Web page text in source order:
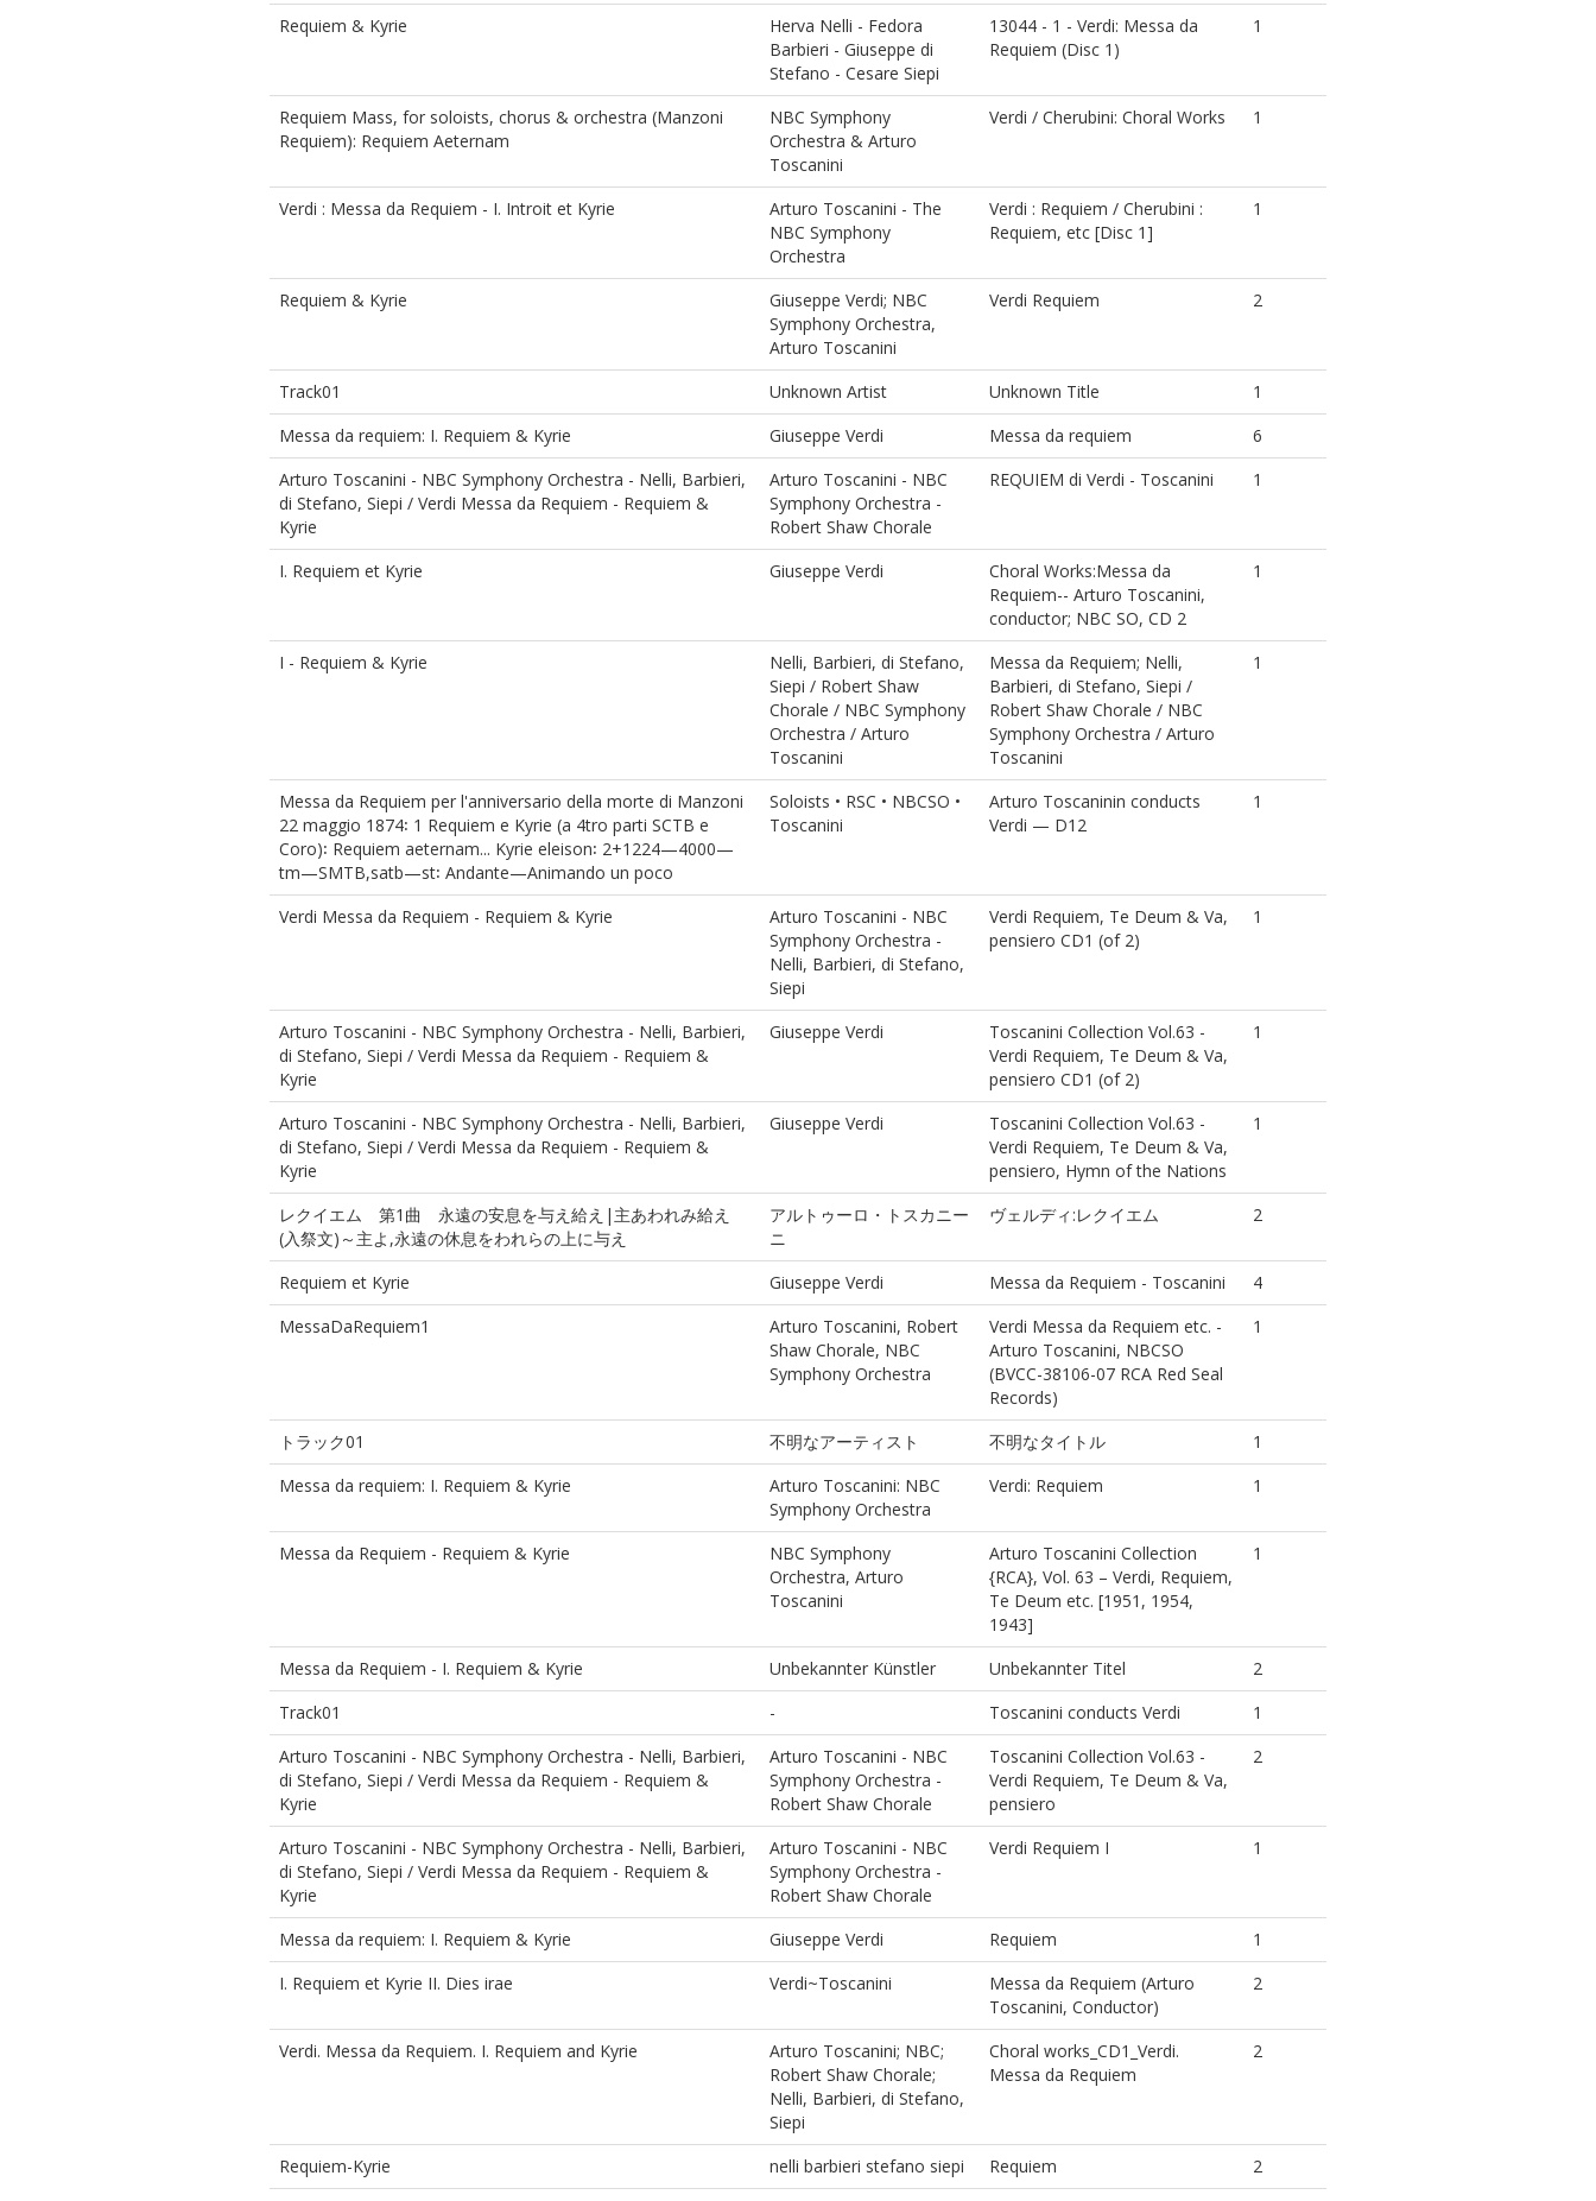
Requiem & Kyrie
Herva Nelli - Fedora
Barbieri - Giuseppe di
Stefano - Cesare Siepi
13044 - 1 - Verdi: Messa da
Requiem (Disc 1)
1
Requiem Mass, for soloists, chorus & orchestra (Manzoni
Requiem): Requiem Aeternam
NBC Symphony
Orchestra & Arturo
Toscanini
Verdi / Cherubini: Choral Works 1
Verdi : Messa da Requiem - I. Introit et Kyrie
Arturo Toscanini - The
NBC Symphony
Orchestra
Verdi : Requiem / Cherubini :
Requiem, etc [Disc 1]
1
Requiem & Kyrie
Giuseppe Verdi; NBC
Symphony Orchestra,
Arturo Toscanini
Verdi Requiem 2
Track01 Unknown Artist Unknown Title
1
Messa da requiem: I. Requiem & Kyrie
Giuseppe Verdi Messa da requiem
6
Arturo Toscanini - NBC Symphony Orchestra - Nelli, Barbieri,
di Stefano, Siepi / Verdi Messa da Requiem - Requiem &
Kyrie
Arturo Toscanini - NBC
Symphony Orchestra -
Robert Shaw Chorale
REQUIEM di Verdi - Toscanini 1
I. Requiem et Kyrie Giuseppe Verdi
Choral Works:Messa da
Requiem-- Arturo Toscanini,
conductor; NBC SO, CD 2
1
I - Requiem & Kyrie
Nelli, Barbieri, di Stefano,
Siepi / Robert Shaw
Chorale / NBC Symphony
Orchestra / Arturo
Toscanini
Messa da Requiem; Nelli,
Barbieri, di Stefano, Siepi /
Robert Shaw Chorale / NBC
Symphony Orchestra / Arturo
Toscanini
1
Messa da Requiem per l'anniversario della morte di Manzoni
22 maggio 1874꞉ 1 Requiem e Kyrie (a 4tro parti SCTB e
Coro)꞉ Requiem aeternam... Kyrie eleison꞉ 2+1224—4000—
tm—SMTB,satb—st꞉ Andante—Animando un poco
Soloists • RSC • NBCSO •
Toscanini
Arturo Toscaninin conducts
Verdi — D12
1
Verdi Messa da Requiem - Requiem & Kyrie
Arturo Toscanini - NBC
Symphony Orchestra -
Nelli, Barbieri, di Stefano,
Siepi
Verdi Requiem, Te Deum & Va,
pensiero CD1 (of 2)
1
Arturo Toscanini - NBC Symphony Orchestra - Nelli, Barbieri,
di Stefano, Siepi / Verdi Messa da Requiem - Requiem &
Kyrie
Giuseppe Verdi
Toscanini Collection Vol.63 -
Verdi Requiem, Te Deum & Va,
pensiero CD1 (of 2)
1
Arturo Toscanini - NBC Symphony Orchestra - Nelli, Barbieri,
di Stefano, Siepi / Verdi Messa da Requiem - Requiem &
Kyrie
Giuseppe Verdi
Toscanini Collection Vol.63 -
Verdi Requiem, Te Deum & Va,
pensiero, Hymn of the Nations
1
レクイエム 第1曲 永遠の安息を与え給え|主あわれみ給え
(入祭文)～主よ,永遠の休息をわれらの上に与え
アルトゥーロ・トスカニー
ニ
ヴェルディ:レクイエム 2
Requiem et Kyrie Giuseppe Verdi Messa da Requiem - Toscanini
4
MessaDaRequiem1
Arturo Toscanini, Robert
Shaw Chorale, NBC
Symphony Orchestra
Verdi Messa da Requiem etc. -
Arturo Toscanini, NBCSO
(BVCC-38106-07 RCA Red Seal
Records)
1
トラック01 不明なアーティスト 不明なタイトル
1
Messa da requiem: I. Requiem & Kyrie
Arturo Toscanini: NBC
Symphony Orchestra
Verdi: Requiem 1
Messa da Requiem - Requiem & Kyrie
NBC Symphony
Orchestra, Arturo
Toscanini
Arturo Toscanini Collection
{RCA}, Vol. 63 – Verdi, Requiem,
Te Deum etc. [1951, 1954,
1943]
1
Messa da Requiem - I. Requiem & Kyrie Unbekannter Künstler Unbekannter Titel
2
Track01
- Toscanini conducts Verdi
1
Arturo Toscanini - NBC Symphony Orchestra - Nelli, Barbieri,
di Stefano, Siepi / Verdi Messa da Requiem - Requiem &
Kyrie
Arturo Toscanini - NBC
Symphony Orchestra -
Robert Shaw Chorale
Toscanini Collection Vol.63 -
Verdi Requiem, Te Deum & Va,
pensiero
2
Arturo Toscanini - NBC Symphony Orchestra - Nelli, Barbieri,
di Stefano, Siepi / Verdi Messa da Requiem - Requiem &
Kyrie
Arturo Toscanini - NBC
Symphony Orchestra -
Robert Shaw Chorale
Verdi Requiem I 1
Messa da requiem: I. Requiem & Kyrie Giuseppe Verdi Requiem
1
I. Requiem et Kyrie II. Dies irae
Verdi~Toscanini
Messa da Requiem (Arturo
Toscanini, Conductor)
2
Verdi. Messa da Requiem. I. Requiem and Kyrie
Arturo Toscanini; NBC;
Robert Shaw Chorale;
Nelli, Barbieri, di Stefano,
Siepi
Choral works_CD1_Verdi.
Messa da Requiem
2
Requiem-Kyrie nelli barbieri stefano siepi Requiem
2